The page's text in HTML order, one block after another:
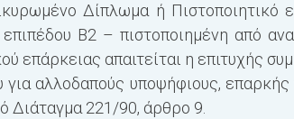
Δίπλωμα ή
επιπέδου Β2 – πιστοποιημένη από
επάρκειας απαιτείται η επιτυχής
για αλλοδαπούς υποψήφιους,
Διάταγμα 221/90, άρθρο 9.